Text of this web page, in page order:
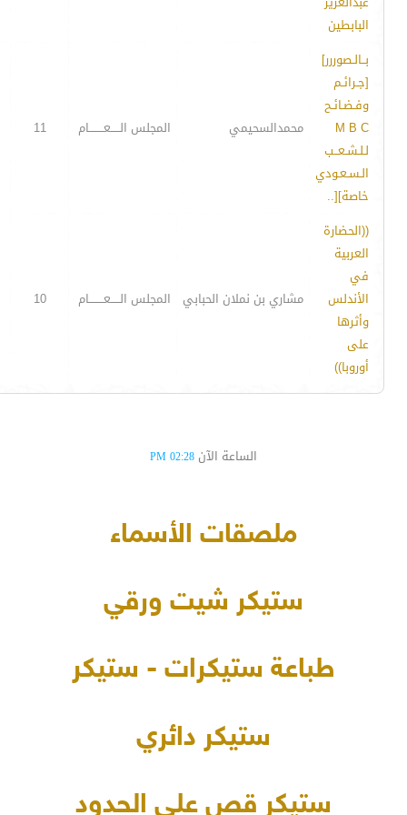
البابطين
بــالـصوررر]
[جـرائـم
وفـضـائـح
M B C
لـلـشـعــب
الـسـعـودي
خاصة][..
محمدالسحيمي المجلس الـــــعــــــــام 11
((الحضارة
العربية
في
الأندلس
وأثرها
على
أوروبا))
مشاري بن نملان الحبابي المجلس الـــــعــــــــام 10
الساعة الآن 02:28 PM
ملصقات الأسماء
ستيكر شيت ورقي
طباعة ستيكرات - ستيكر
ستيكر دائري
ستيكر قص على الحدود